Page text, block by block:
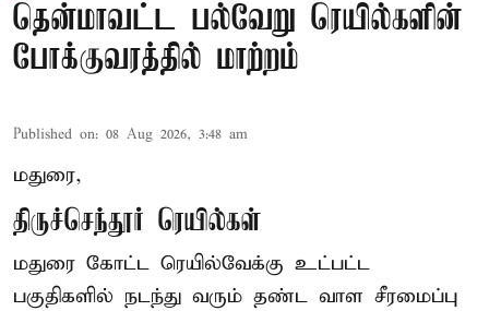
தென்மாவட்ட பல்வேறு ரெயில்களின்
போக்குவரத்தில் மாற்றம்
Published on: 08 Aug 2026, 3:48 am
மதுரை,
திருச்செந்தூர் ரெயில்கள்
மதுரை கோட்ட ரெயில்வேக்கு உட்பட்ட
பகுதிகளில் நடந்து வரும் தண்ட வாள சீரமைப்பு